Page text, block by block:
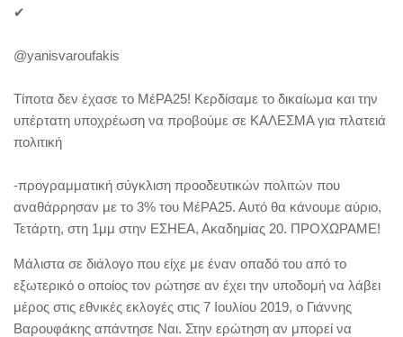
✔
@yanisvaroufakis
Τίποτα δεν έχασε το ΜέΡΑ25! Κερδίσαμε το δικαίωμα και την
υπέρτατη υποχρέωση να προβούμε σε ΚΑΛΕΣΜΑ για πλατειά
πολιτική
-προγραμματική σύγκλιση προοδευτικών πολιτών που
αναθάρρησαν με το 3% του ΜέΡΑ25. Αυτό θα κάνουμε αύριο,
Τετάρτη, στη 1μμ στην ΕΣΗΕΑ, Ακαδημίας 20. ΠΡΟΧΩΡΑΜΕ!
Μάλιστα σε διάλογο που είχε με έναν οπαδό του από το
εξωτερικό ο οποίος τον ρώτησε αν έχει την υποδομή να λάβει
μέρος στις εθνικές εκλογές στις 7 Ιουλίου 2019, ο Γιάννης
Βαρουφάκης απάντησε Ναι. Στην ερώτηση αν μπορεί να